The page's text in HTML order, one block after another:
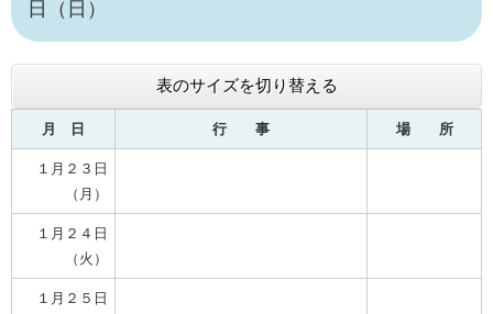
日（日）
表のサイズを切り替える
月 日 行 事 場 所
１月２３日
（月）
１月２４日
（火）
１月２５日